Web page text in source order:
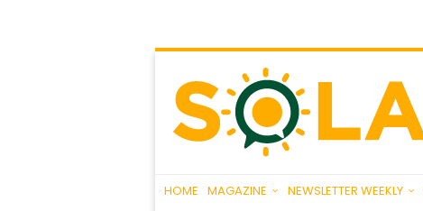
HOME MAGAZINE NEWSLETTER WEEKLY